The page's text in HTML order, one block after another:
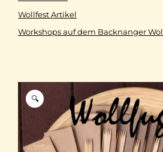
🔍
Wollfest Artikel
Workshops auf dem Backnanger